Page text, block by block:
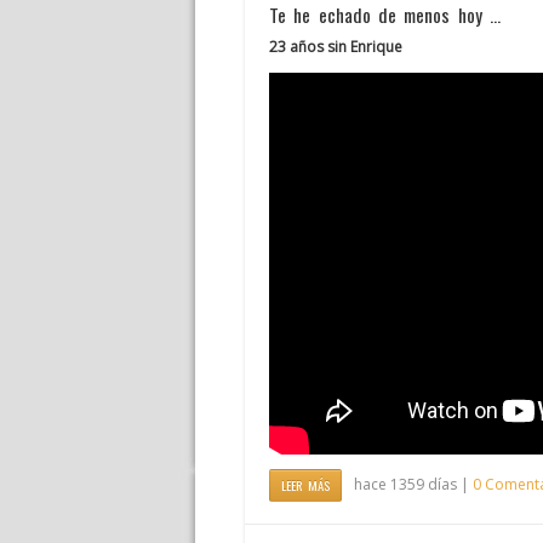
Te he echado de menos hoy …
23 años sin Enrique
LEER MÁS hace 1359 días | 0